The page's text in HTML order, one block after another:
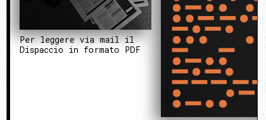
Per leggere via mail il
Dispaccio in formato PDF